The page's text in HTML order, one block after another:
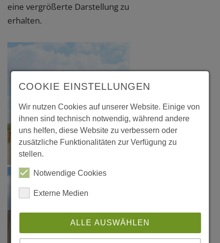
eine vergrößerte Darstellung zu
erhalten.
COOKIE EINSTELLUNGEN
Wir nutzen Cookies auf unserer Website. Einige von
ihnen sind technisch notwendig, während andere
uns helfen, diese Website zu verbessern oder
zusätzliche Funktionalitäten zur Verfügung zu
stellen.
Notwendige Cookies
Externe Medien
ALLE AUSWÄHLEN